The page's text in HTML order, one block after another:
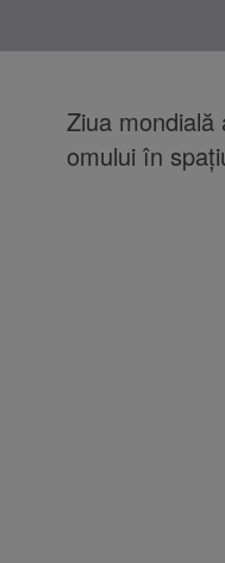
Ziua mondială
omului în